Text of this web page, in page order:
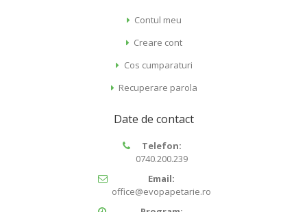
Contul meu
Creare cont
Cos cumparaturi
Recuperare parola
Date de contact
Telefon:
0740.200.239
Email:
office@evopapetarie.ro